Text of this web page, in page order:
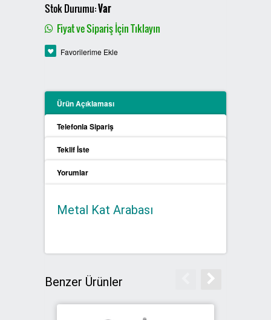
PLASTİK SIFIR ATIK KUTULARI
ÖZEL ÜRETİM SIFIR ATIK
KUTULARI
PROCYCLE SIFIR ATIK
KUTULARI
SIFIR ATIK BİLGİLENDİRME
Stok Durumu:Var
Fiyat ve Sipariş İçin Tıklayın
Favorilerime Ekle
Ürün Açıklaması
Telefonla Sipariş
Teklif İste
Yorumlar
Metal Kat Arabası
Benzer Ürünler